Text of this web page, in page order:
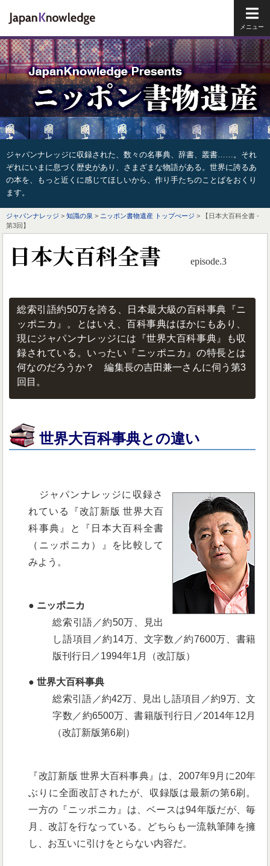
ジャパンナレッジに収録された、数々の名事典、辞書、叢書……。それ
ぞれにいまに息づく歴史があり、さまざまな物語がある。世界に誇るあ
の本を、もっと近くに感じてほしいから、作り手たちのことばをおくり
ます。
ジャパンナレッジ > 知識の泉 > ニッポン書物遺産 トップぺージ > 【日本大百科全書 -
第3回】
日本大百科全書 episode.3
総索引語約50万を誇る、日本最大級の百科事典『ニ
ッポニカ』。とはいえ、百科事典はほかにもあり、
現にジャパンナレッジには『世界大百科事典』も収
録されている。いったい『ニッポニカ』の特長とは
何なのだろうか？ 編集長の吉田兼一さんに伺う第3
回目。
世界大百科事典との違い
ジャパンナレッジに収録さ
れている『改訂新版 世界大百
科事典』と『日本大百科全書
（ニッポニカ）』を比較して
みよう。
● ニッポニカ
総索引語／約50万、見出
し語項目／約14万、文字数／約7600万、書籍
版刊行日／1994年1月（改訂版）
● 世界大百科事典
総索引語／約42万、見出し語項目／約9万、文
字数／約6500万、書籍版刊行日／2014年12月
（改訂新版第6刷）
『改訂新版 世界大百科事典』は、2007年9月に20年
ぶりに全面改訂されたが、収録版は最新の第6刷。
一方の『ニッポニカ』は、ベースは94年版だが、毎
月、改訂を行なっている。どちらも一流執筆陣を擁
し、お互いに引けをとらない内容だ。